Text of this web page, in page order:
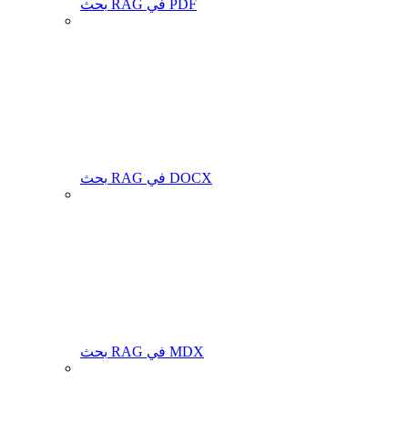
بحث RAG في PDF
بحث RAG في DOCX
بحث RAG في MDX